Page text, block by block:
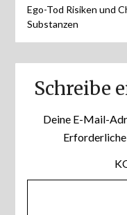
Ego-Tod Risiken und
Substanzen
Schreibe
Deine E-Mail-